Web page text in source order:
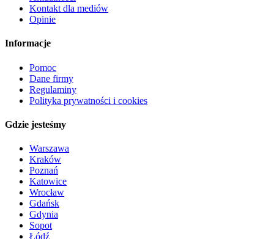
Kontakt dla mediów
Opinie
Informacje
Pomoc
Dane firmy
Regulaminy
Polityka prywatności i cookies
Gdzie jesteśmy
Warszawa
Kraków
Poznań
Katowice
Wrocław
Gdańsk
Gdynia
Sopot
Łódź